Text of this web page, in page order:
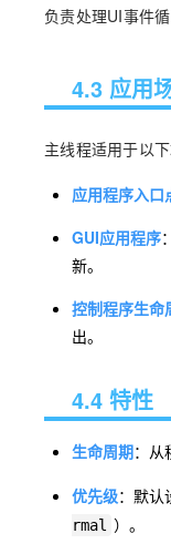
负责处理UI事件循
4.3 应用
主线程适用于以下
应用程序入口
GUI应用程序
新。
控制程序生命
出。
4.4 特性
生命周期：从
优先级：默认
rmal ）。